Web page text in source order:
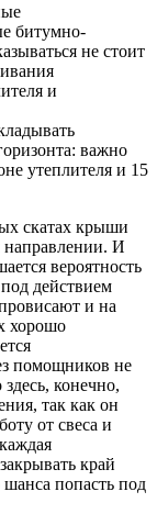
битумно-
не стоит
и
важно
утеплителя и 15
скатах крыши
направлении. И
вероятность
действием
и на
хорошо
помощников не
конечно,
так как он
от свеса и
край
попасть под